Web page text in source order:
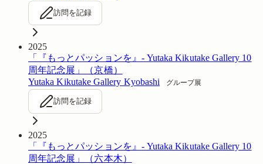
訪問を記録
2025
「『もっとパッションを』- Yutaka Kikutake Gallery 10
周年記念展」（京橋）
Yutaka Kikutake Gallery Kyobashi
グループ展
訪問を記録
2025
「『もっとパッションを』- Yutaka Kikutake Gallery 10
周年記念展」（六本木）